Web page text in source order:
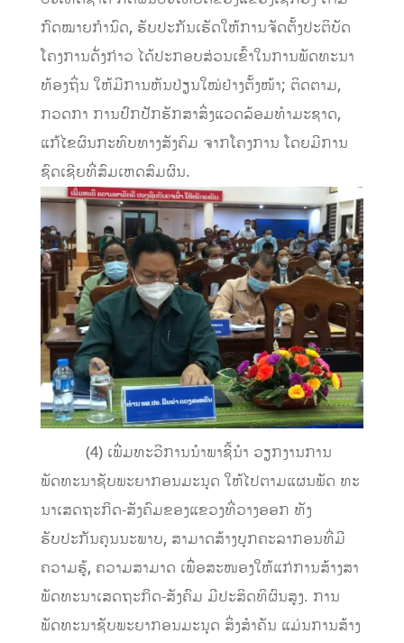
ກົດໝາຍກໍານົດ, ຮັບປະກັນເຮັດໃຫ້ການຈັດຕັ້ງປະຕິບັດ
ໂຄງການດັ່ງກ່າວ ໄດ້ປະກອບສ່ວນເຂົ້າໃນການພັດທະນາ
ທ້ອງຖິ່ນ ໃຫ້ມີການຫັນປ່ຽນໃໝ່ຢ່າງຕັ້ງໜ້າ; ຕິດຕາມ,
ກວດກາ ການປົກປັກຮັກສາສິ່ງແວດລ້ອມທໍາມະຊາດ,
ແກ້ໄຂຜົນກະທົບທາງສັງຄົມ ຈາກໂຄງການ ໂດຍມີການ
ຊົດເຊີຍທີ່ສົມເຫດສົມຜົນ.
(4) ເພີ່ມທະວີການນໍາພາຊີ້ນໍາ ວຽກງານການ
ພັດທະນາຊັບພະຍາກອນມະນຸດ ໃຫ້ໄປຕາມແຜນພັດ ທະ
ນາເສດຖະກິດ-ສັງຄົມຂອງແຂວງທີ່ວາງອອກ ທັງ
ຮັບປະກັນຄຸນນະພາບ, ສາມາດສ້າງບຸກຄະລາກອນທີ່ມີ
ຄວາມຮູ້, ຄວາມສາມາດ ເພື່ອສະໜອງໃຫ້ແກ່ການສ້າງສາ
ພັດທະນາເສດຖະກິດ-ສັງຄົມ ມີປະສິດທິຜົນສູງ. ການ
ພັດທະນາຊັບພະຍາກອນມະນຸດ ສິ່ງສໍາຄັນ ແມ່ນການສ້າງ